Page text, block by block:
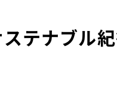
テナブル